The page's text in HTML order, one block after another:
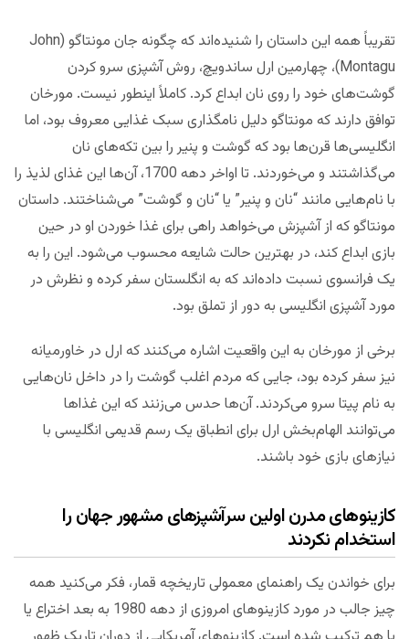
تقریباً همه این داستان را شنیده‌اند که چگونه جان مونتاگو (John
Montagu)، چهارمین ارل ساندویچ، روش آشپزی سرو کردن
گوشت‌های خود را روی نان ابداع کرد. کاملاً اینطور نیست. مورخان
توافق دارند که مونتاگو دلیل نامگذاری سبک غذایی معروف بود، اما
انگلیسی‌ها قرن‌ها بود که گوشت و پنیر را بین تکه‌های نان
می‌‌گذاشتند و می‌خوردند. تا اواخر دهه 1700، آن‌ها این غذای لذیذ را
با نام‌هایی مانند “نان و پنیر” یا “نان و گوشت” می‌شناختند. داستان
مونتاگو که از آشپزش می‌خواهد راهی برای غذا خوردن‌ او در حین
بازی ابداع کند، در بهترین حالت شایعه محسوب می‌شود. این را به
یک فرانسوی نسبت داده‌اند که به انگلستان سفر کرده و نظرش در
مورد آشپزی انگلیسی به دور از تملق بود.
برخی از مورخان به این واقعیت اشاره می‌کنند که ارل در خاورمیانه
نیز سفر کرده بود، جایی که مردم اغلب گوشت را در داخل نان‌هایی
به نام پیتا سرو می‌کردند. آن‌ها حدس می‌زنند که این غذاها
می‌توانند الهام‌بخش ارل برای انطباق یک رسم قدیمی انگلیسی با
نیازهای بازی خود باشند.
کازینوهای مدرن اولین سرآشپزهای مشهور جهان را
استخدام نکردند
برای خواندن یک راهنمای معمولی تاریخچه قمار، فکر می‌کنید همه
چیز جالب در مورد کازینوهای امروزی از دهه 1980 به بعد اختراع یا